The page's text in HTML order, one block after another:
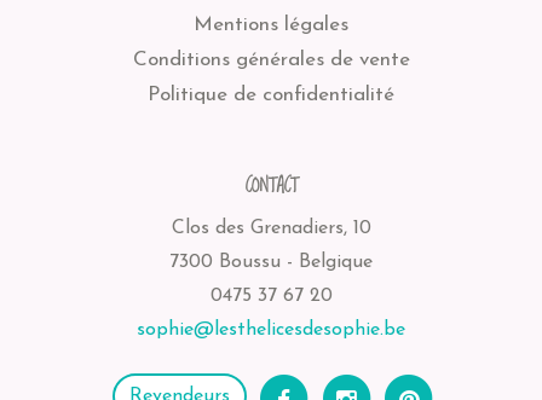
Mentions légales
Conditions générales de vente
Politique de confidentialité
CONTACT
Clos des Grenadiers, 10
7300 Boussu - Belgique
0475 37 67 20
sophie@lesthelicesdesophie.be